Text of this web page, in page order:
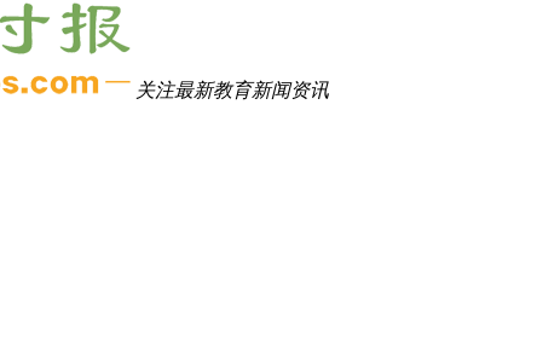
关注最新教育新闻资讯